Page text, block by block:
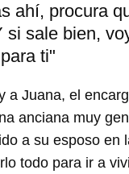
ahí, procura
si sale bien,
ti"
a Juana, el
anciana muy
a su esposo en
todo para ir a